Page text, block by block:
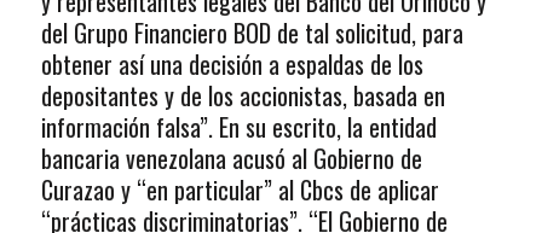
del Grupo Financiero BOD de tal solicitud, para
obtener así una decisión a espaldas de los
depositantes y de los accionistas, basada en
información falsa”. En su escrito, la entidad
bancaria venezolana acusó al Gobierno de
Curazao y “en particular” al Cbcs de aplicar
“prácticas discriminatorias”. “El Gobierno de